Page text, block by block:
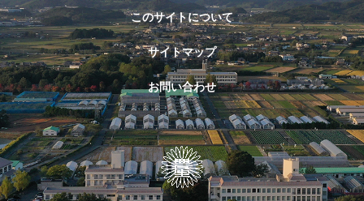
このサイトについて
サイトマップ
お問い合わせ